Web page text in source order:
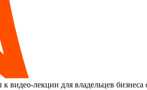
видео-лекции для владельцев